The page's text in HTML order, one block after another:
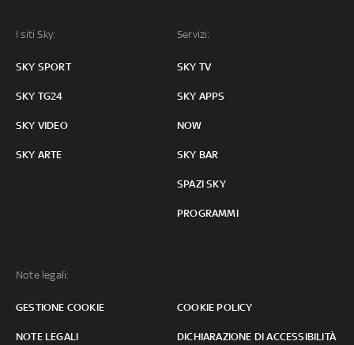
I siti Sky:
SKY SPORT
SKY TG24
SKY VIDEO
SKY ARTE
Servizi:
SKY TV
SKY APPS
NOW
SKY BAR
SPAZI SKY
PROGRAMMI
Note legali:
GESTIONE COOKIE COOKIE POLICY
NOTE LEGALI DICHIARAZIONE DI ACCESSIBILITÀ